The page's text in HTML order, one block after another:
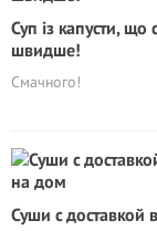
Суп із капусти,
швидше!
Смачного!
Суши с доставкой